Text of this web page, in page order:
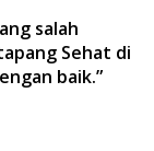
salah
Sehat di
baik.”